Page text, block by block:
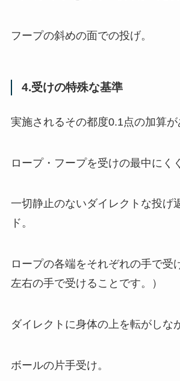
フープの斜めの面での投げ。
4.受けの特殊な基準
実施されるその都度0.1点の加算が
ロープ・フープを受けの最中にく
一切静止のないダイレクトな投げ
ド。
ロープの各端をそれぞれの手で受
左右の手で受けることです。）
ダイレクトに身体の上を転がしな
ボールの片手受け。